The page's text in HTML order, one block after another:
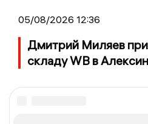
05/08/2026 12:36
Дмитрий Миляев
складу WB в